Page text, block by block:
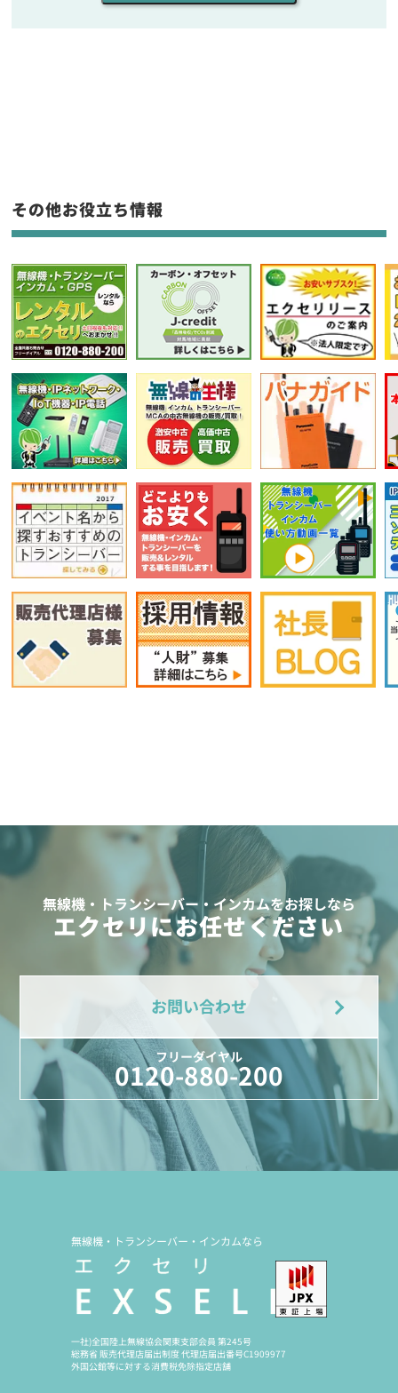
フリーワード入力(製品名等)
選択条件をリセット
その他お役立ち情報
無線機・トランシーバー・インカムをお探しなら
エクセリにお任せください
お問い合わせ
フリーダイヤル
0120-880-200
無線機・トランシーバー・インカムなら
一社)全国陸上無線協会関東支部会員 第245号
総務省 販売代理店届出制度 代理店届出番号C1909977
外国公館等に対する消費税免除指定店舗